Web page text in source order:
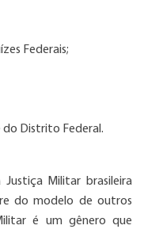
Federais;
do Distrito Federal.
Militar brasileira
do modelo de outros
é um gênero que